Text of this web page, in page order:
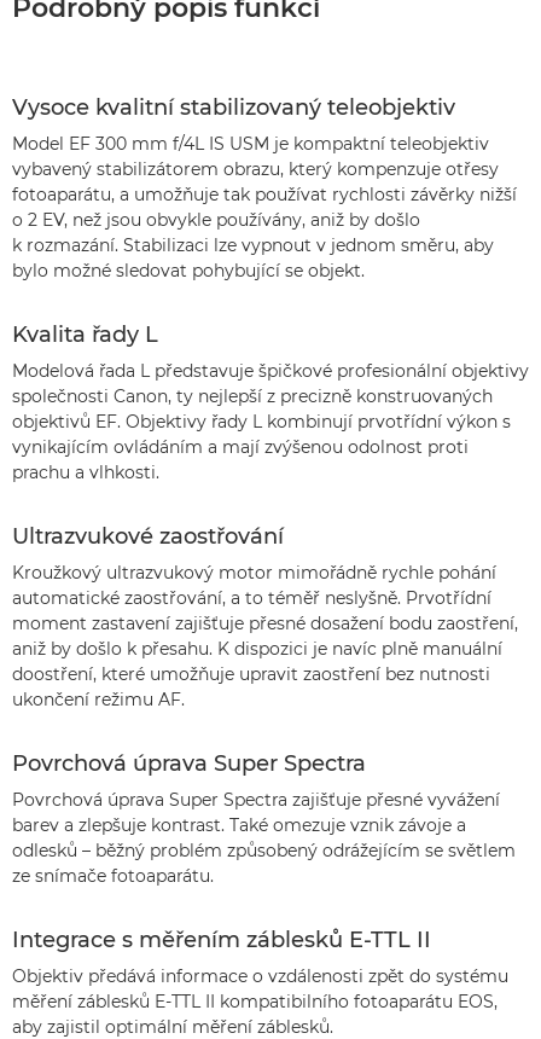
Podrobný popis funkcí
Vysoce kvalitní stabilizovaný teleobjektiv
Model EF 300 mm f/4L IS USM je kompaktní teleobjektiv
vybavený stabilizátorem obrazu, který kompenzuje otřesy
fotoaparátu, a umožňuje tak používat rychlosti závěrky nižší
o 2 EV, než jsou obvykle používány, aniž by došlo
k rozmazání. Stabilizaci lze vypnout v jednom směru, aby
bylo možné sledovat pohybující se objekt.
Kvalita řady L
Modelová řada L představuje špičkové profesionální objektivy
společnosti Canon, ty nejlepší z precizně konstruovaných
objektivů EF. Objektivy řady L kombinují prvotřídní výkon s
vynikajícím ovládáním a mají zvýšenou odolnost proti
prachu a vlhkosti.
Ultrazvukové zaostřování
Kroužkový ultrazvukový motor mimořádně rychle pohání
automatické zaostřování, a to téměř neslyšně. Prvotřídní
moment zastavení zajišťuje přesné dosažení bodu zaostření,
aniž by došlo k přesahu. K dispozici je navíc plně manuální
doostření, které umožňuje upravit zaostření bez nutnosti
ukončení režimu AF.
Povrchová úprava Super Spectra
Povrchová úprava Super Spectra zajišťuje přesné vyvážení
barev a zlepšuje kontrast. Také omezuje vznik závoje a
odlesků – běžný problém způsobený odrážejícím se světlem
ze snímače fotoaparátu.
Integrace s měřením záblesků E-TTL II
Objektiv předává informace o vzdálenosti zpět do systému
měření záblesků E-TTL II kompatibilního fotoaparátu EOS,
aby zajistil optimální měření záblesků.